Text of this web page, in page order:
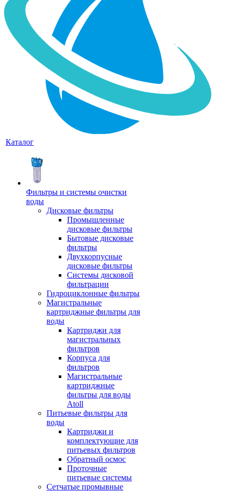
Каталог
Фильтры и системы очистки
воды
Дисковые фильтры
Промышленные
дисковые фильтры
Бытовые дисковые
фильтры
Двухкорпусные
дисковые фильтры
Системы дисковой
фильтрации
Гидроциклонные фильтры
Магистральные
картриджные фильтры для
воды
Картриджи для
магистральных
фильтров
Корпуса для
фильтров
Магистральные
картриджные
фильтры для воды
Atoll
Питьевые фильтры для
воды
Картриджи и
комплектующие для
питьевых фильтров
Обратный осмос
Проточные
питьевые системы
Сетчатые промывные